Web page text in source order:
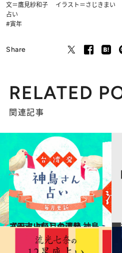
文＝鷹見紗和子 イラスト＝さじきまい
占い
#寅年
Share
RELATED
関連記事
2026.1.18
【干支占い】台湾発 神鳥さん占い毎月の運勢
占い